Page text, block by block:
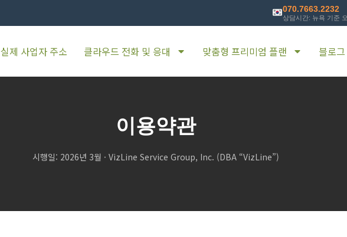
070.7663.2232
상담시간: 뉴욕 기준
실제 사업자 주소 클라우드 전화 및 응대 맞춤형 프리미엄 플랜 블로그
이용약관
시행일: 2026년 3월 · VizLine Service Group, Inc. (DBA “VizLine”)